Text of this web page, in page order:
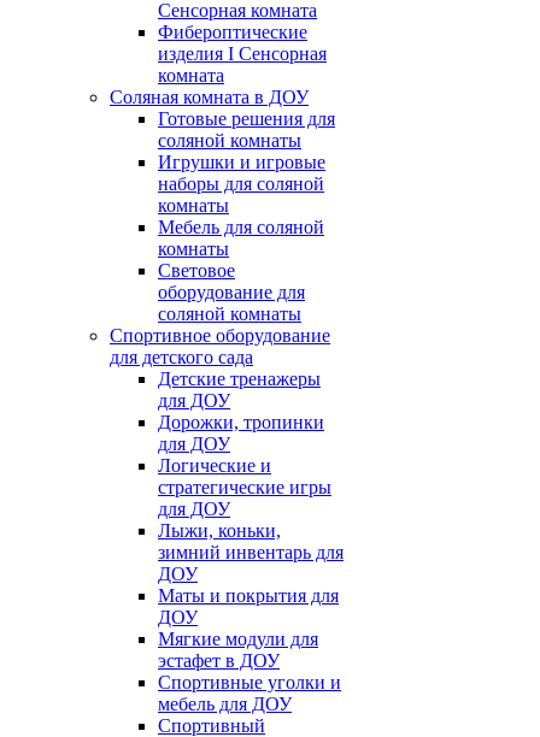
Сенсорная комната
Фибероптические
изделия I Сенсорная
комната
Соляная комната в ДОУ
Готовые решения для
соляной комнаты
Игрушки и игровые
наборы для соляной
комнаты
Мебель для соляной
комнаты
Световое
оборудование для
соляной комнаты
Спортивное оборудование
для детского сада
Детские тренажеры
для ДОУ
Дорожки, тропинки
для ДОУ
Логические и
стратегические игры
для ДОУ
Лыжи, коньки,
зимний инвентарь для
ДОУ
Маты и покрытия для
ДОУ
Мягкие модули для
эстафет в ДОУ
Спортивные уголки и
мебель для ДОУ
Спортивный